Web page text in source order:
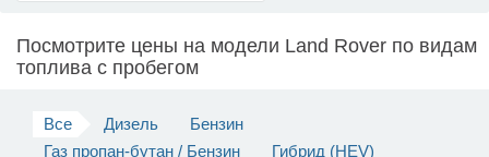
Посмотрите цены на модели Land Rover по видам
топлива c пробегом
Все Дизель
Бензин
Газ пропан-бутан / Бензин
Гибрид (HEV)